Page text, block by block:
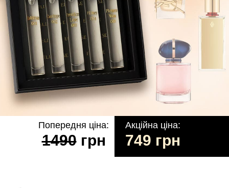
Попередня ціна: Акційна ціна:
1490грн 749 грн